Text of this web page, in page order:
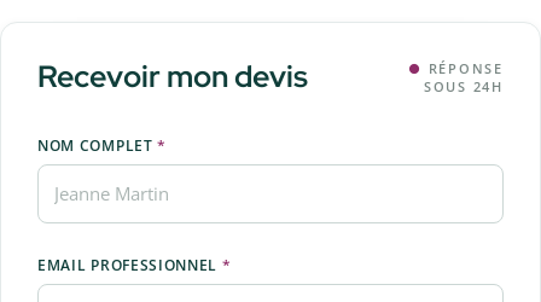
Recevoir mon devis ● RÉPONSE
SOUS 24H
NOM COMPLET*
EMAIL PROFESSIONNEL *